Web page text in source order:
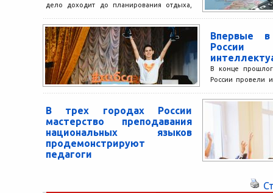
дело доходит до планирования отдыха,
отличаются...
Впервые
В конце
России провели
Ученики 9-11
В трех городах России
мастерство преподавания
национальных языков
продемонстрируют
педагоги